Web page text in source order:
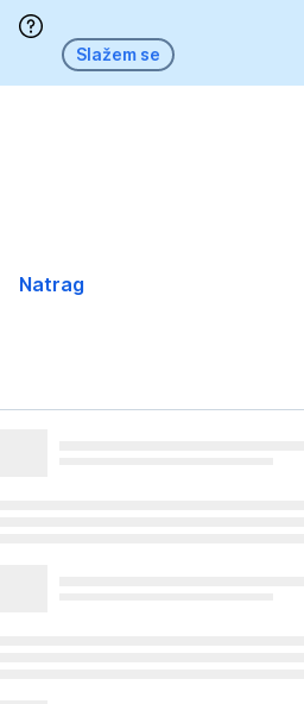
Preskoči
Slažem se
Natrag